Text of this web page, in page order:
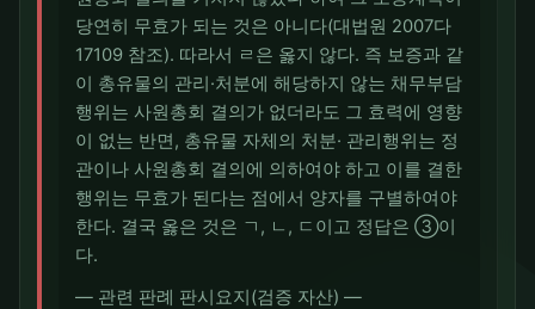
당연히 무효가 되는 것은 아니다(대법원 2007다
17109 참조). 따라서 ㄹ은 옳지 않다. 즉 보증과 같
이 총유물의 관리·처분에 해당하지 않는 채무부담
행위는 사원총회 결의가 없더라도 그 효력에 영향
이 없는 반면, 총유물 자체의 처분· 관리행위는 정
관이나 사원총회 결의에 의하여야 하고 이를 결한
행위는 무효가 된다는 점에서 양자를 구별하여야
한다. 결국 옳은 것은 ㄱ, ㄴ, ㄷ이고 정답은 ③이
다.
― 관련 판례 판시요지(검증 자산) ―